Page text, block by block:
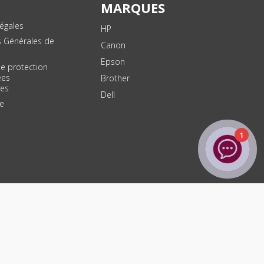
Générales de
protection
MARQUES
HP
Canon
Epson
Brother
Dell
1